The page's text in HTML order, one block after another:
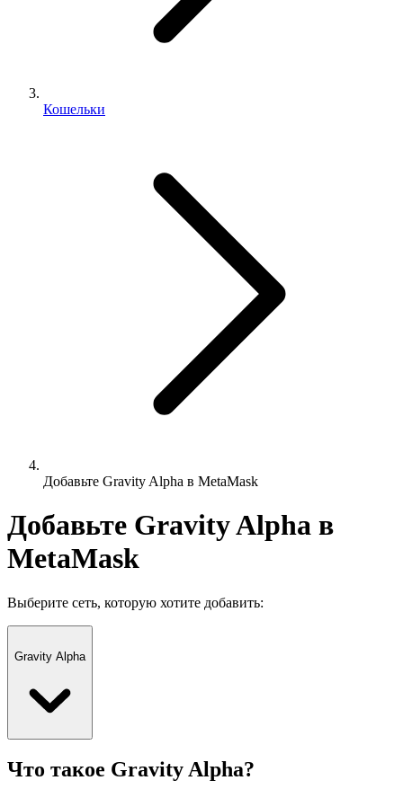
Кошельки
Добавьте Gravity Alpha в MetaMask
Добавьте Gravity Alpha в
MetaMask
Выберите сеть, которую хотите добавить:
Gravity Alpha
Что такое Gravity Alpha?